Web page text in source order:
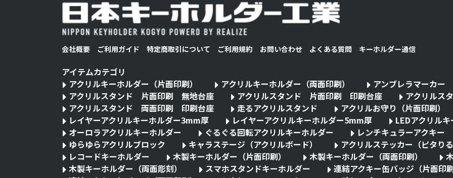
会社概要 ご利用ガイド 特定商取引について ご利用規約 お問い合わせ よくある質問 キーホルダー通信
アイテムカテゴリ
アクリルキーホルダー（片面印刷）
アクリルキーホルダー（両面印刷）
アンブレラマーカー
アクリルスタンド 片面印刷 無地台座
アクリルスタンド 片面印刷 印刷台座
アクリル
アクリルスタンド 両面印刷 印刷台座
走るアクリルスタンド
アクリルお守り（片面印刷）
レイヤーアクリルキーホルダー3mm厚
レイヤーアクリルキーホルダー5mm厚
LEDアクリル
オーロラアクリルキーホルダー
ぐるぐる回転アクリルキーホルダー
レンチキュラーアクキー
ゆらゆらアクリルブロック
キャラステージ（アクリルボード）
アクリルステッカー（ピタり
レコードキーホルダー
木製キーホルダー（片面印刷） 木製キーホルダー（両面印刷）
木製キーホルダー（両面彫刻）
スマホスタンドキーホルダー
連結アクキー缶バッジ（片面印